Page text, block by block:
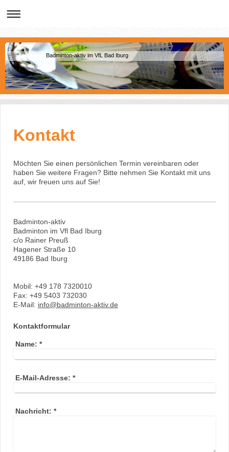
Badminton-aktiv im VfL Bad Iburg
Kontakt
Möchten Sie einen persönlichen Termin vereinbaren oder
haben Sie weitere Fragen? Bitte nehmen Sie Kontakt mit uns
auf, wir freuen uns auf Sie!
Badminton-aktiv
Badminton im Vfl Bad Iburg
c/o Rainer Preuß
Hagener Straße 10
49186 Bad Iburg
Mobil: +49 178 7320010
Fax: +49 5403 732030
E-Mail: info@badminton-aktiv.de
Kontaktformular
Name: *
E-Mail-Adresse: *
Nachricht: *